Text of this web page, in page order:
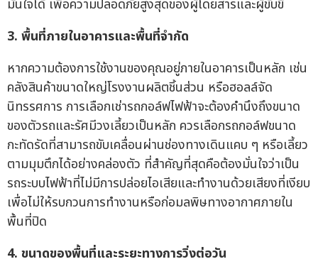
มั่นใจได้ เพื่อความปลอดภัยสูงสุดของผู้โดยสารและผู้ขับขี่
3. พื้นที่ภายในอาคารและพื้นที่จำกัด
หากความต้องการใช้งานของคุณอยู่ภายในอาคารเป็นหลัก เช่น
คลังสินค้าขนาดใหญ่โรงงานผลิตชิ้นส่วน หรือฮอลล์จัด
นิทรรศการ การเลือกเช่ารถกอล์ฟไฟฟ้าจะต้องคำนึงถึงขนาด
ของตัวรถและรัศมีวงเลี้ยวเป็นหลัก ควรเลือกรถกอล์ฟขนาด
กะทัดรัดที่สามารถขับเคลื่อนผ่านช่องทางเดินแคบ ๆ หรือเลี้ยว
ตามมุมตึกได้อย่างคล่องตัว ที่สำคัญที่สุดคือต้องมั่นใจว่าเป็น
รถระบบไฟฟ้าที่ไม่มีการปล่อยไอเสียและทำงานด้วยเสียงที่เงียบ
เพื่อไม่ให้รบกวนการทำงานหรือก่อมลพิษทางอากาศภายใน
พื้นที่ปิด
4. ขนาดของพื้นที่และระยะทางการวิ่งต่อวัน